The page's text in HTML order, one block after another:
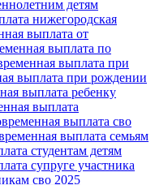
детям
нижегородская
выплата от
выплата по
выплата при
выплата при рождении
выплата ребенку
выплата
выплата сво
выплата семьям
студентам детям
супруге участника
сво 2025